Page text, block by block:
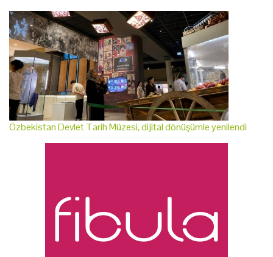
Özbekistan Devlet Tarih Müzesi, dijital dönüşümle yenilendi